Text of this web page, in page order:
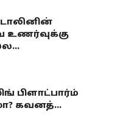
உணர்வுக்கு
பிளாட்பார்ம்
கவனத்...